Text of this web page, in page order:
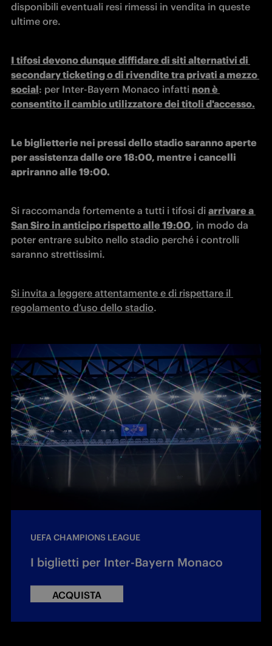
disponibili eventuali resi rimessi in vendita in queste
ultime ore.
I tifosi devono dunque diffidare di siti alternativi di
secondary ticketing o di rivendite tra privati a mezzo
social: per Inter-Bayern Monaco infatti non è
consentito il cambio utilizzatore dei titoli d'accesso.
Le biglietterie nei pressi dello stadio saranno aperte
per assistenza dalle ore 18:00, mentre i cancelli
apriranno alle 19:00.
Si raccomanda fortemente a tutti i tifosi di arrivare a
San Siro in anticipo rispetto alle 19:00, in modo da
poter entrare subito nello stadio perché i controlli
saranno strettissimi.
Si invita a leggere attentamente e di rispettare il
regolamento d’uso dello stadio.
UEFA CHAMPIONS LEAGUE
I biglietti per Inter-Bayern Monaco
ACQUISTA